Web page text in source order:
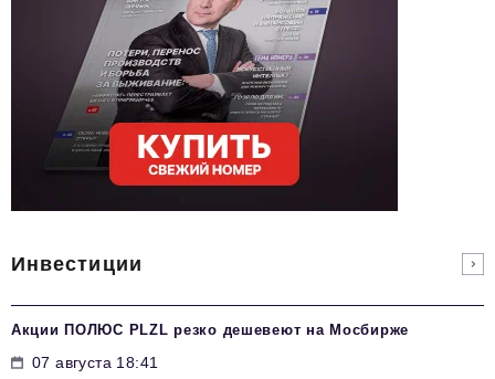
Инвестиции
Акции ПОЛЮС PLZL резко дешевеют на Мосбирже
07 августа 18:41